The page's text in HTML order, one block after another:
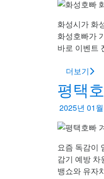
화성시가 화
화성호빠가
바로 이벤트
더보기
평택
2025년 01
요즘 독감이
감기 예방 차
뱅쇼와 유자